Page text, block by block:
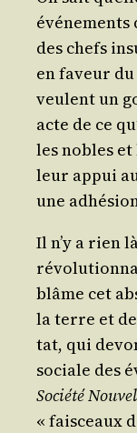
évé­ne­ments
des chefs
en faveur
veulent un
acte de ce
les nobles
leur appui
une
Il n’y a rien
blâme cet
la terre et
tat, qui
sociale des
Socié­té
« fais­ceaux